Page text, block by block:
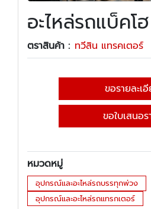
อะไหล่รถแบ็คโ
ตราสินค้า : ทวีสิน แทรคเตอร์
ขอรายละเ
ขอใบเสนอร
หมวดหมู่
อุปกรณ์และอะไหล่รถบรรทุกพ่วง
อุปกรณ์และอะไหล่รถแทรกเตอร์